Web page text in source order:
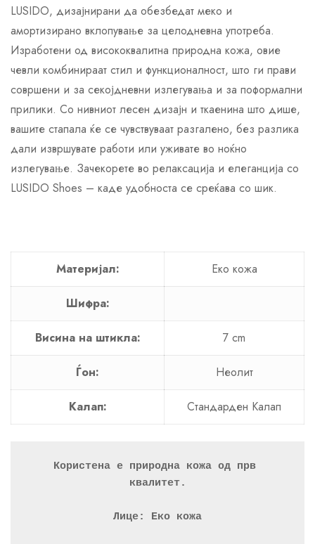
LUSIDO, дизајнирани да обезбедат меко и
амортизирано вклопување за целодневна употреба.
Изработени од висококвалитна природна кожа, овие
чевли комбинираат стил и функционалност, што ги прави
совршени и за секојдневни излегувања и за поформални
прилики. Со нивниот лесен дизајн и ткаенина што дише,
вашите стапала ќе се чувствуваат разгалено, без разлика
дали извршувате работи или уживате во ноќно
излегување. Зачекорете во релаксација и елеганција со
LUSIDO Shoes – каде удобноста се среќава со шик.
Материјал: Еко кожа
Шифра:
Висина на штикла: 7 cm
Ѓон: Неолит
Калап: Стандарден Калап
Користена е природна кожа од прв
квалитет.
Лице: Еко кожа